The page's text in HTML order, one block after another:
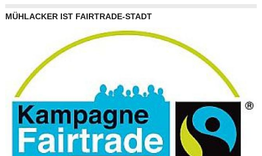
MÜHLACKER IST FAIRTRADE-STADT